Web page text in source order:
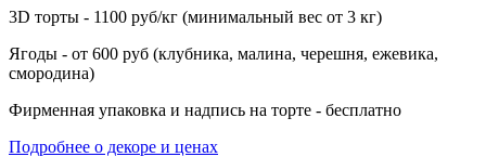
3D торты - 1100 руб/кг (минимальный вес от 3 кг)
Ягоды - от 600 руб (клубника, малина, черешня, ежевика,
смородина)
Фирменная упаковка и надпись на торте - бесплатно
Подробнее о декоре и ценах